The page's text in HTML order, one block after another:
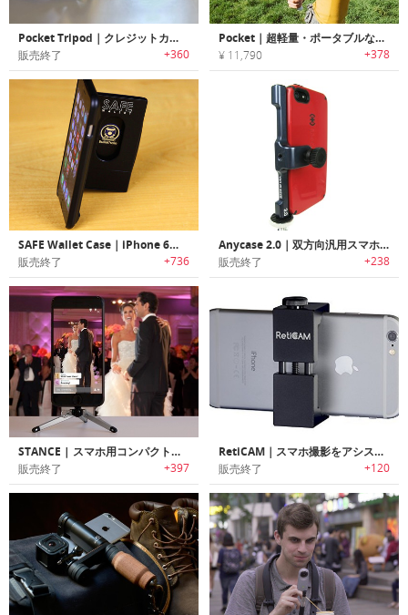
Pocket Tripod｜クレジットカードサイズのスマホ用三脚「ポケットトライポッド」
販売終了 +360
Pocket｜超軽量・ポータブルなスマホ用ポケットスタビライザー「ポケット」
¥ 11,790 +378
SAFE Wallet Case｜iPhone 6用の万能セーフ・ウォレットケース
販売終了 +736
Anycase 2.0｜双方向汎用スマホ用三脚アダプター エニーケース 2.0
販売終了 +238
STANCE | スマホ用コンパクト三脚
販売終了 +397
RetiCAM｜スマホ撮影をアシストする三脚用マウント「レティカム」
販売終了 +120